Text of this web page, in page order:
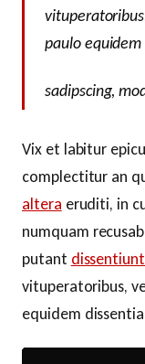
paulo equidem
sadipscing,
Vix et labitur
complectitur an
altera eruditi, in
numquam
putant dissentiunt
vituperatoribus,
equidem